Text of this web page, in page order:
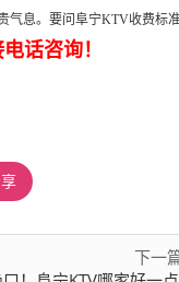
气息。要问阜宁KTV收费标
话咨询！
下一